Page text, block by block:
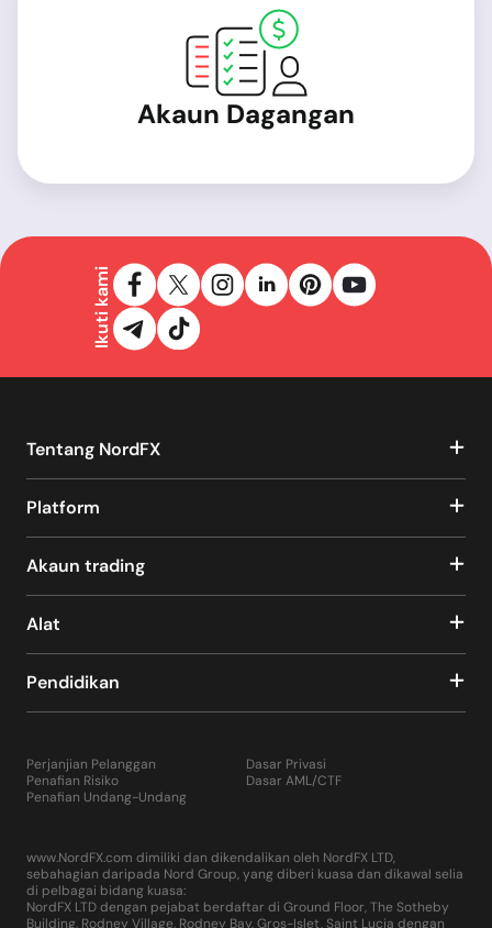
Akaun Dagangan
Ikuti kami
Tentang NordFX
Platform
Akaun trading
Alat
Pendidikan
Perjanjian Pelanggan
Penafian Risiko
Penafian Undang-Undang
Dasar Privasi
Dasar AML/CTF
www.NordFX.com dimiliki dan dikendalikan oleh NordFX LTD,
sebahagian daripada Nord Group, yang diberi kuasa dan dikawal selia
di pelbagai bidang kuasa:
NordFX LTD dengan pejabat berdaftar di Ground Floor, The Sotheby
Building, Rodney Village, Rodney Bay, Gros-Islet, Saint Lucia dengan